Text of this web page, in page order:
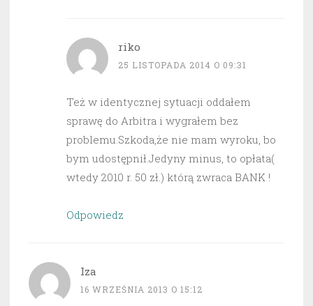
riko
25 LISTOPADA 2014 O 09:31
Też w identycznej sytuacji oddałem
sprawę do Arbitra i wygrałem bez
problemu.Szkoda,że nie mam wyroku, bo
bym udostępnił.Jedyny minus, to opłata(
wtedy 2010 r. 50 zł.) którą zwraca BANK !
Odpowiedz
Iza
16 WRZEŚNIA 2013 O 15:12